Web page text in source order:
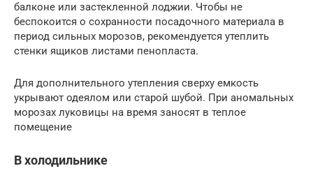
балконе или застекленной лоджии. Чтобы не
беспокоится о сохранности посадочного материала в
период сильных морозов, рекомендуется утеплить
стенки ящиков листами пенопласта.
Для дополнительного утепления сверху емкость
укрывают одеялом или старой шубой. При аномальных
морозах луковицы на время заносят в теплое
помещение
В холодильнике